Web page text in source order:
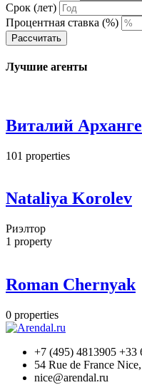
Срок (лет)
Процентная ставка (%)
Рассчитать
Лучшие агенты
Виталий
101 properties
Nataliya Korolev
Риэлтор
1 property
Roman Chernyak
0 properties
+7 (495) 4813905 +33
54 Rue de France
nice@arendal.ru